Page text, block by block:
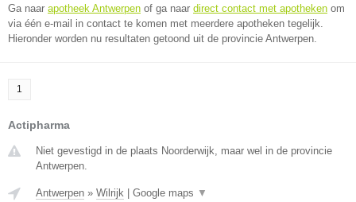
Ga naar apotheek Antwerpen of ga naar direct contact met apotheken om
via één e-mail in contact te komen met meerdere apotheken tegelijk.
Hieronder worden nu resultaten getoond uit de provincie Antwerpen.
1
Actipharma
Niet gevestigd in de plaats Noorderwijk, maar wel in de provincie
Antwerpen.
Antwerpen » Wilrijk Google maps ▼